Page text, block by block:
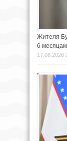
Жителя
6
17.06.2026